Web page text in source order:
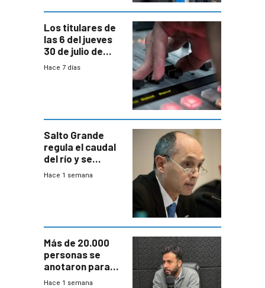
Los titulares de
las 6 del jueves
30 de julio de
2026
Hace 7 días
Salto Grande
regula el caudal
del río y se
prepara para un
Hace 1 semana
Más de 20.000
personas se
anotaron para
las pruebas
Hace 1 semana